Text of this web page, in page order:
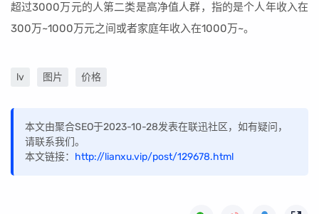
超过3000万元的人第二类是高净值人群，指的是个人年收入在
300万~1000万元之间或者家庭年收入在1000万~。
lv 图片 价格
本文由聚合SEO于2023-10-28发表在联迅社区，如有疑问，
请联系我们。
本文链接： http://lianxu.vip/post/129678.html